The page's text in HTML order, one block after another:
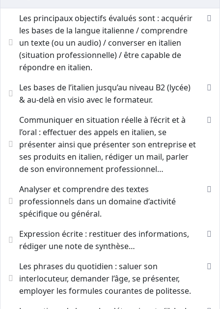
Les principaux objectifs évalués sont : acquérir
les bases de la langue italienne / comprendre
un texte (ou un audio) / converser en italien
(situation professionnelle) / être capable de
répondre en italien.
Les bases de l’italien jusqu’au niveau B2 (lycée)
& au-delà en visio avec le formateur.
Communiquer en situation réelle à l’écrit et à
l’oral : effectuer des appels en italien, se
présenter ainsi que présenter son entreprise et
ses produits en italien, rédiger un mail, parler
de son environnement professionnel…
Analyser et comprendre des textes
professionnels dans un domaine d’activité
spécifique ou général.
Expression écrite : restituer des informations,
rédiger une note de synthèse…
Les phrases du quotidien : saluer son
interlocuteur, demander l’âge, se présenter,
employer les formules courantes de politesse.